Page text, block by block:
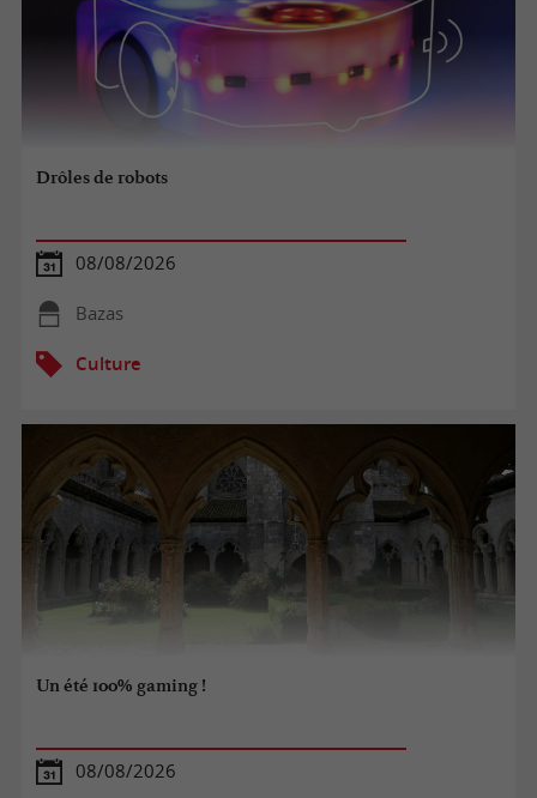
Drôles de robots
08/08/2026
Bazas
Culture
Un été 100% gaming !
08/08/2026